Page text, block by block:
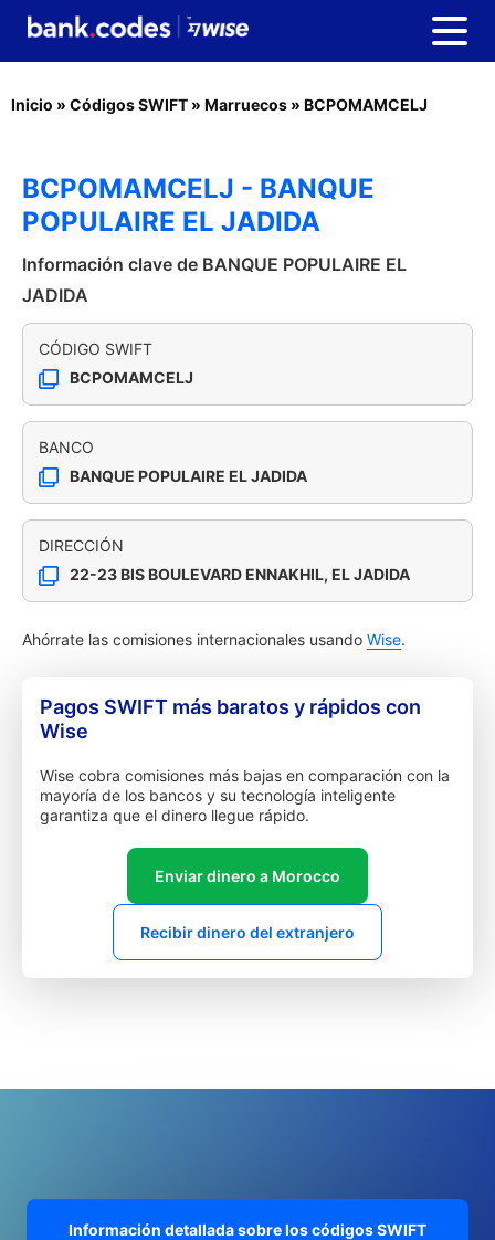
Inicio » Códigos SWIFT » Marruecos » BCPOMAMCELJ
BCPOMAMCELJ - BANQUE
POPULAIRE EL JADIDA
Información clave de BANQUE POPULAIRE EL
JADIDA
CÓDIGO SWIFT
BCPOMAMCELJ
BANCO
BANQUE POPULAIRE EL JADIDA
DIRECCIÓN
22-23 BIS BOULEVARD ENNAKHIL, EL JADIDA
Ahórrate las comisiones internacionales usando Wise.
Pagos SWIFT más baratos y rápidos con
Wise
Wise cobra comisiones más bajas en comparación con la
mayoría de los bancos y su tecnología inteligente
garantiza que el dinero llegue rápido.
Enviar dinero a Morocco
Recibir dinero del extranjero
Información detallada sobre los códigos SWIFT